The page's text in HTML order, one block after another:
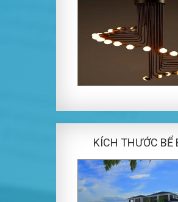
KÍCH THƯỚC BỂ